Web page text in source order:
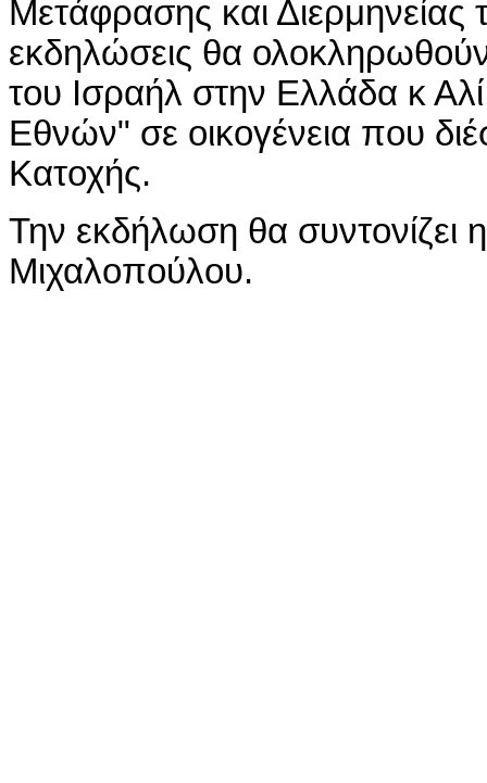
Μετάφρασης και Διερμηνείας
εκδηλώσεις θα
του Ισραήλ στην Ελλάδα κ Αλί
Εθνών" σε οικογένεια που
Κατοχής.
Την εκδήλωση θα συντονίζει
Μιχαλοπούλου.